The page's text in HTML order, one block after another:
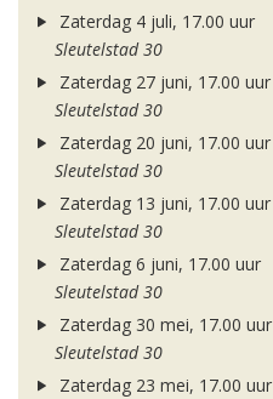
Zaterdag 4 juli, 17.00 uur
Sleutelstad 30
Zaterdag 27 juni, 17.00 uur
Sleutelstad 30
Zaterdag 20 juni, 17.00 uur
Sleutelstad 30
Zaterdag 13 juni, 17.00 uur
Sleutelstad 30
Zaterdag 6 juni, 17.00 uur
Sleutelstad 30
Zaterdag 30 mei, 17.00 uur
Sleutelstad 30
Zaterdag 23 mei, 17.00 uur